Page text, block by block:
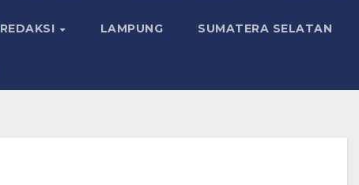
REDAKSI LAMPUNG SUMATERA SELATAN